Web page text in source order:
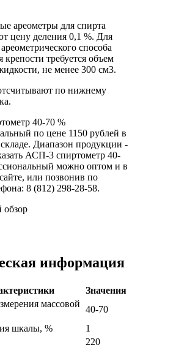
ареометры для спирта
цену деления 0,1 %. Для
способа
крепости требуется объем
не менее 300 см3.
по нижнему
40-70 %
по цене 1150 рублей в
Диапазон продукции -
АСП-3 спиртометр 40-
можно оптом и в
или позвонив по
8 (812) 298-28-58.
информация
Значения
массовой
40-70
шкалы, %
1
220